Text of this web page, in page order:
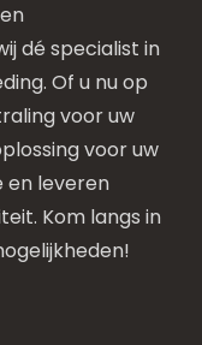
dé specialist in
Of u nu op
voor uw
voor uw
en leveren
Kom langs in